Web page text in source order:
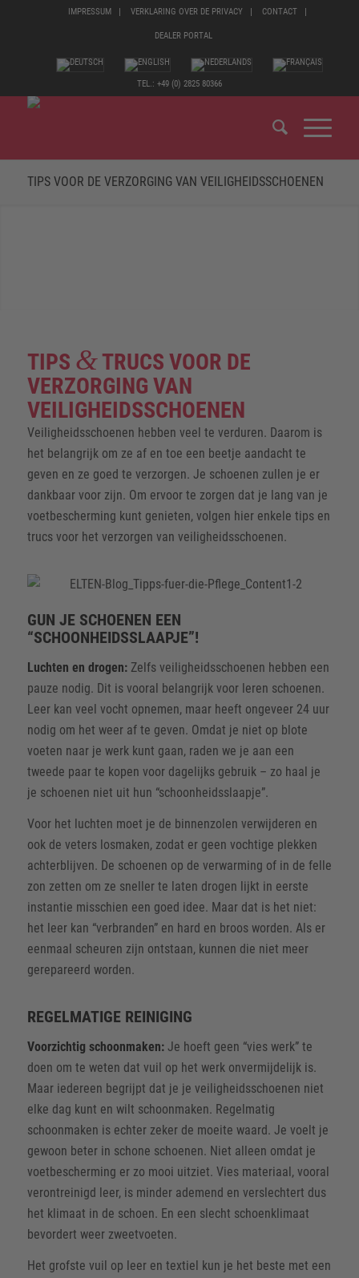
IMPRESSUM VERKLARING OVER DE PRIVACY CONTACT
DEALER PORTAL
TEL.: +49 (0) 2825 80366
TIPS VOOR DE VERZORGING VAN VEILIGHEIDSSCHOENEN
TIPS &TRUCS VOOR DE
VERZORGING VAN
VEILIGHEIDSSCHOENEN
Veiligheidsschoenen hebben veel te verduren. Daarom is
het belangrijk om ze af en toe een beetje aandacht te
geven en ze goed te verzorgen. Je schoenen zullen je er
dankbaar voor zijn. Om ervoor te zorgen dat je lang van je
voetbescherming kunt genieten, volgen hier enkele tips en
trucs voor het verzorgen van veiligheidsschoenen.
GUN JE SCHOENEN EEN
“SCHOONHEIDSSLAAPJE”!
Luchten en drogen: Zelfs veiligheidsschoenen hebben een
pauze nodig. Dit is vooral belangrijk voor leren schoenen.
Leer kan veel vocht opnemen, maar heeft ongeveer 24 uur
nodig om het weer af te geven. Omdat je niet op blote
voeten naar je werk kunt gaan, raden we je aan een
tweede paar te kopen voor dagelijks gebruik – zo haal je
je schoenen niet uit hun “schoonheidsslaapje”.
Voor het luchten moet je de binnenzolen verwijderen en
ook de veters losmaken, zodat er geen vochtige plekken
achterblijven. De schoenen op de verwarming of in de felle
zon zetten om ze sneller te laten drogen lijkt in eerste
instantie misschien een goed idee. Maar dat is het niet:
het leer kan “verbranden” en hard en broos worden. Als er
eenmaal scheuren zijn ontstaan, kunnen die niet meer
gerepareerd worden.
REGELMATIGE REINIGING
Voorzichtig schoonmaken: Je hoeft geen “vies werk” te
doen om te weten dat vuil op het werk onvermijdelijk is.
Maar iedereen begrijpt dat je je veiligheidsschoenen niet
elke dag kunt en wilt schoonmaken. Regelmatig
schoonmaken is echter zeker de moeite waard. Je voelt je
gewoon beter in schone schoenen. Niet alleen omdat je
voetbescherming er zo mooi uitziet. Vies materiaal, vooral
verontreinigd leer, is minder ademend en verslechtert dus
het klimaat in de schoen. En een slecht schoenklimaat
bevordert weer zweetvoeten.
Het grofste vuil op leer en textiel kun je het beste met een